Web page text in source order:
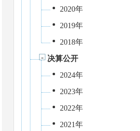
2020年
2019年
2018年
决算公开
2024年
2023年
2022年
2021年